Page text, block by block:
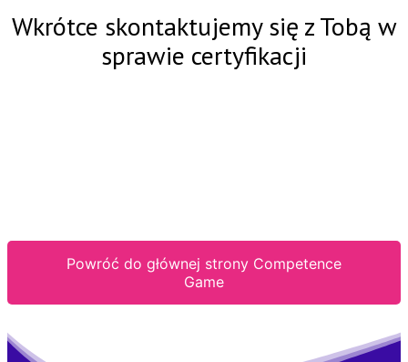
Wkrótce skontaktujemy się z Tobą w
sprawie certyfikacji
Powróć do głównej strony Competence
Game